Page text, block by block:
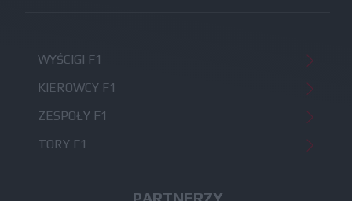
WYŚCIGI F1
KIEROWCY F1
ZESPOŁY F1
TORY F1
PARTNERZY